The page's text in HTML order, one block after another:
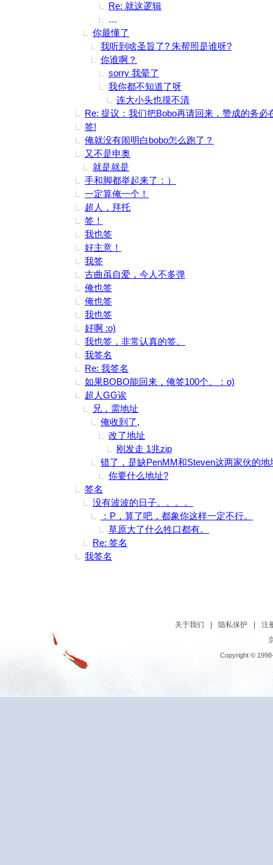
Re: 就这逻辑
俺错了 就当我喝多了说胡话吧 大家别
你最懂了
我听到啥圣旨了? 朱帮照是谁呀?
你谁啊？
sorry 我晕了
我你都不知道了呀
连大小头也摸不清
Re: 提议：我们把Bobo再请回来，赞成的务必
签!
俺就没有闹明白bobo怎么跑了？
又不是申奥
就是就是
手和脚都举起来了：）
一定算俺一个！
超人，拜托
签！
我也签
好主意！
我签
古曲虽自爱，今人不多弹
俺也签
俺也签
我也签
好啊 :o)
我也签，非常认真的签。
我签名
Re: 我签名
如果BOBO能回来，俺签100个。：o)
超人GG诶
兄，需地址
俺收到了,
改了地址
刚发走 1兆zip
错了，是缺PenMM和Steven这两家伙的地
你要什么地址?
签名
没有波波的日子。。。。
：P，算了吧，都象你这样一定不行。
草原大了什么牲口都有。
Re: 签名
我签名
关于我们 隐私保护
注
Copyright ©